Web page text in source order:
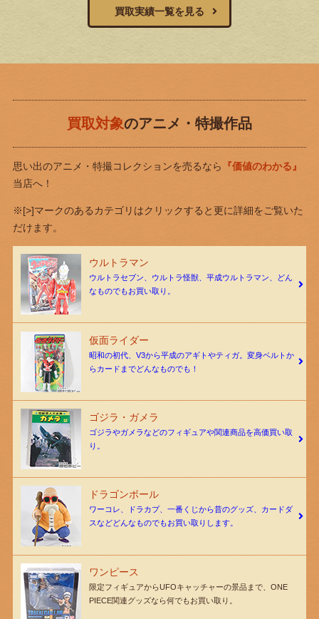
買取実績一覧を見る
買取対象のアニメ・特撮作品
思い出のアニメ・特撮コレクションを売るなら
『価値のわかる』
当店へ！
※[>]マークのあるカテゴリはクリックすると更に詳細をご覧いた
だけます。
ウルトラマン
ウルトラセブン、ウルトラ怪獣、平成ウルトラマン、どん
なものでもお買い取り。
仮面ライダー
昭和の初代、V3から平成のアギトやティガ。変身ベルトか
らカードまでどんなものでも！
ゴジラ・ガメラ
ゴジラやガメラなどのフィギュアや関連商品を高価買い取
り。
ドラゴンボール
ワーコレ、ドラカプ、一番くじから昔のグッズ、カードダ
スなどどんなものでもお買い取りします。
ワンピース
限定フィギュアからUFOキャッチャーの景品まで、ONE
PIECE関連グッズなら何でもお買い取り。